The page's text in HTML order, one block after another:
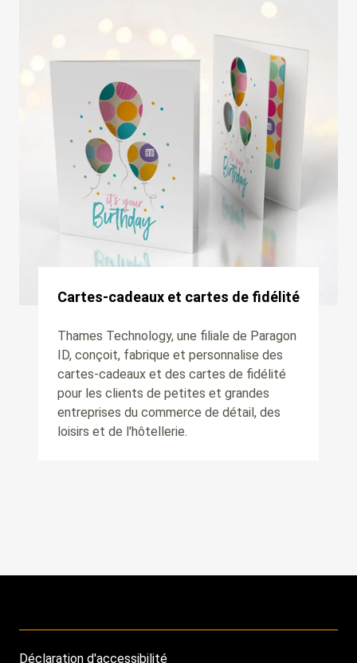
Cartes-cadeaux et cartes de fidélité
Thames Technology, une filiale de Paragon
ID, conçoit, fabrique et personnalise des
cartes-cadeaux et des cartes de fidélité
pour les clients de petites et grandes
entreprises du commerce de détail, des
loisirs et de l'hôtellerie.
Déclaration d'accessibilité